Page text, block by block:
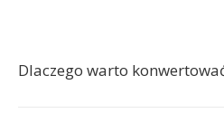
Dlaczego warto konwertować